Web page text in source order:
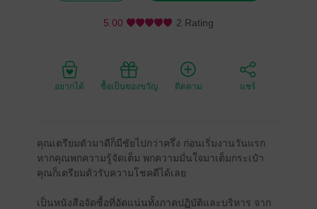
5.00 2 Rating
อยากได้ ซื้อเป็นของขวัญ ติดตาม แชร์
คุณเตรียมตัวมาดีก็มีชัยไปกว่าครึ่ง ก่อนเริ่มงานวันแรก
หากคุณพกความรู้จัดเต็ม พกความมั่นใจมาเต็มกระเป๋า
คุณก็เตรียมตัวรับความโชคดีได้เลย
เป็นหนังสือจัดซื้อที่อัดแน่นทั้งภาคปฏิบัติและบริหาร จาก